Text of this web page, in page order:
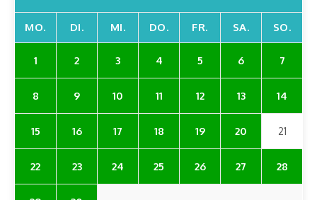
MO. DI. MI. DO. FR. SA. SO.
1 2 3 4 5 6 7
8 9 10 11 12 13 14
15 16 17 18 19 20 21
22 23 24 25 26 27 28